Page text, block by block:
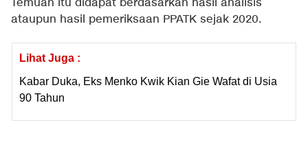
Temuan itu didapat berdasarkan hasil analisis
ataupun hasil pemeriksaan PPATK sejak 2020.
Lihat Juga :
Kabar Duka, Eks Menko Kwik Kian Gie Wafat di Usia
90 Tahun